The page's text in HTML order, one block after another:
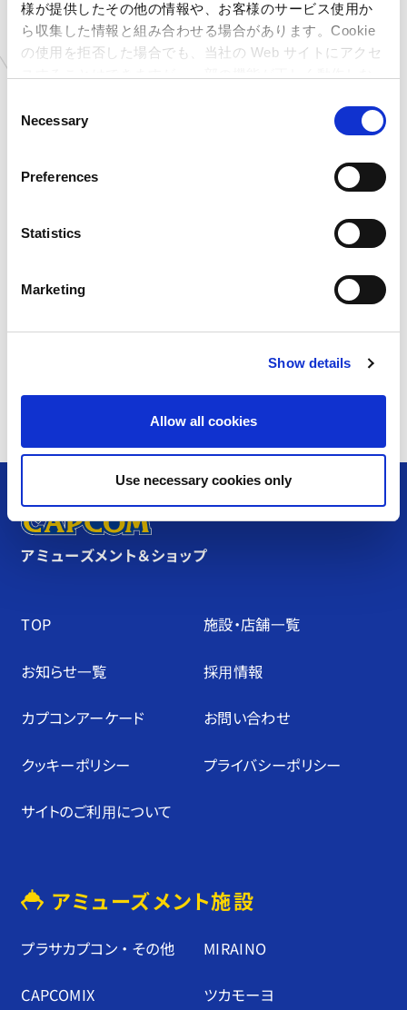
様が提供したその他の情報や、お客様のサービス使用か
ら収集した情報と組み合わせる場合があります。Cookie
の使用を拒否した場合でも、当社の Web サイトにアクセ
Necessary
Preferences
Statistics
Marketing
Show details
Allow all cookies
Use necessary cookies only
・施設名称 ：CAPCOMIX（カプコミクス） あべの
Hoop店
倍野筋1-2-30 Hoop 3階
日(月)
アミューズメント＆ショップ
TOP 施設・店舗⼀覧
お知らせ⼀覧 採⽤情報
カプコンアーケード お問い合わせ
クッキーポリシー プライバシーポリシー
サイトのご利⽤について
アミューズメント施設
プラサカプコン ・ その他 MIRAINO
CAPCOMIX ツカモーヨ